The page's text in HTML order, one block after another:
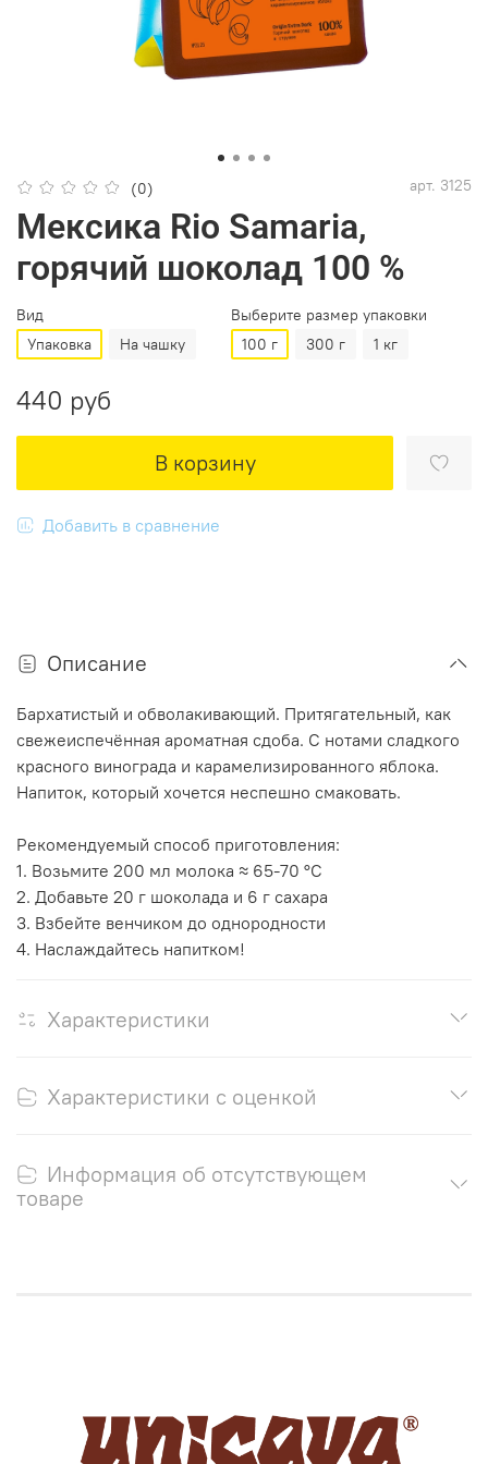
(0) арт. 3125
Мексика Rio Samaria,
горячий шоколад 100 %
Вид
Упаковка
На чашку
Выберите размер упаковки
100 г
300 г 1 кг
440 руб
В корзину
Добавить в сравнение
Описание
Бархатистый и обволакивающий. Притягательный, как
свежеиспечённая ароматная сдоба. С нотами сладкого
красного винограда и карамелизированного яблока.
Напиток, который хочется неспешно смаковать.
Рекомендуемый способ приготовления:
1. Возьмите 200 мл молока ≈ 65-70 °С
2. Добавьте 20 г шоколада и 6 г сахара
3. Взбейте венчиком до однородности
4. Наслаждайтесь напитком!
Характеристики
Характеристики с оценкой
Информация об отсутствующем
товаре